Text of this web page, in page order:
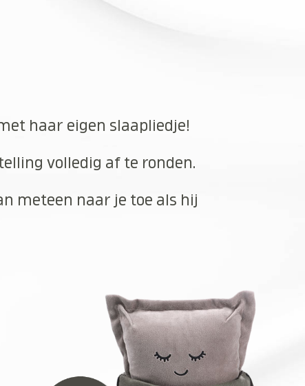
haar eigen slaapliedje!
volledig af te ronden.
meteen naar je toe als hij